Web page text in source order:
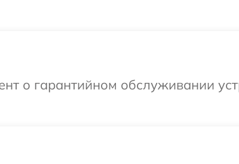
о гарантийном обслуживании